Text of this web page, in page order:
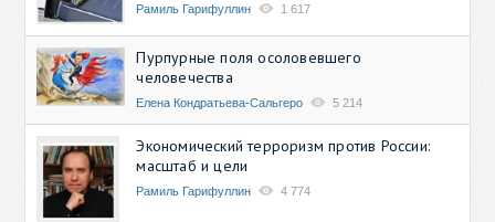
Рамиль Гарифуллин 1 617
Пурпурные поля осоловевшего
человечества
Елена Кондратьева-Сальгеро 5 214
Экономический терроризм против России:
масштаб и цели
Рамиль Гарифуллин 4 774